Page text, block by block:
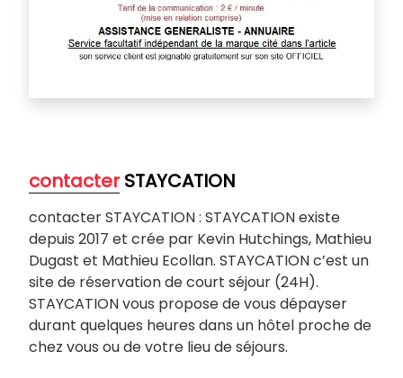
contacterSTAYCATION
contacter STAYCATION : STAYCATION existe
depuis 2017 et crée par Kevin Hutchings, Mathieu
Dugast et Mathieu Ecollan. STAYCATION c’est un
site de réservation de court séjour (24H).
STAYCATION vous propose de vous dépayser
durant quelques heures dans un hôtel proche de
chez vous ou de votre lieu de séjours.